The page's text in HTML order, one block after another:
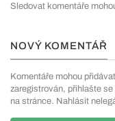
Sledovat komentáře
NOVÝ KOMENTÁŘ
Komentáře mohou
zaregistrován, přihlašte
na stránce. Nahlásit